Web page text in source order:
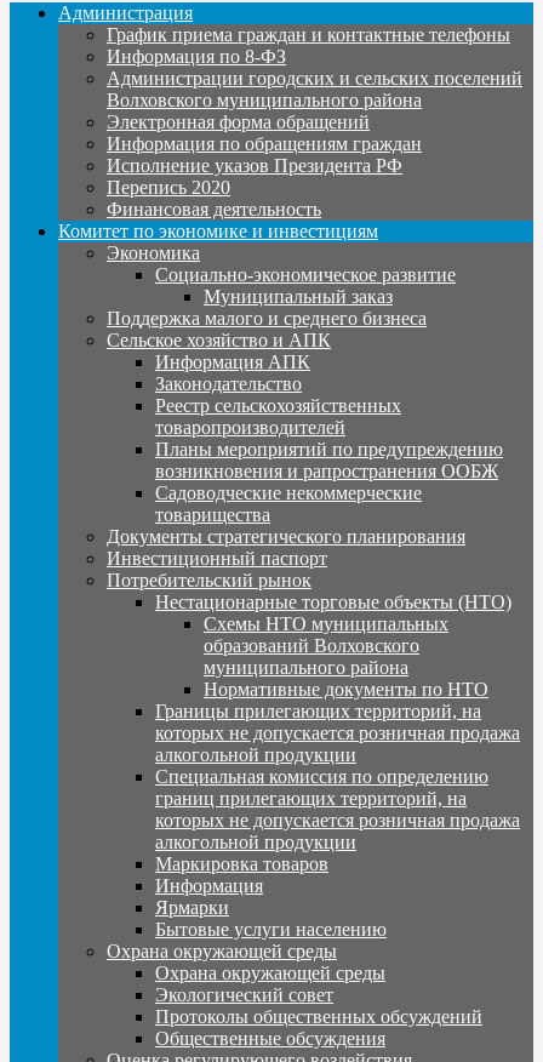
Администрация
График приема граждан и контактные телефоны
Информация по 8-ФЗ
Администрации городских и сельских поселений
Волховского муниципального района
Электронная форма обращений
Информация по обращениям граждан
Исполнение указов Президента РФ
Перепись 2020
Финансовая деятельность
Комитет по экономике и инвестициям
Экономика
Социально-экономическое развитие
Муниципальный заказ
Поддержка малого и среднего бизнеса
Сельское хозяйство и АПК
Информация АПК
Законодательство
Реестр сельскохозяйственных
товаропроизводителей
Планы мероприятий по предупреждению
возникновения и рапространения ООБЖ
Садоводческие некоммерческие
товарищества
Документы стратегического планирования
Инвестиционный паспорт
Потребительский рынок
Нестационарные торговые объекты (НТО)
Схемы НТО муниципальных
образований Волховского
муниципального района
Нормативные документы по НТО
Границы прилегающих территорий, на
которых не допускается розничная продажа
алкогольной продукции
Специальная комиссия по определению
границ прилегающих территорий, на
которых не допускается розничная продажа
алкогольной продукции
Маркировка товаров
Информация
Ярмарки
Бытовые услуги населению
Охрана окружающей среды
Охрана окружающей среды
Экологический совет
Протоколы общественных обсуждений
Общественные обсуждения